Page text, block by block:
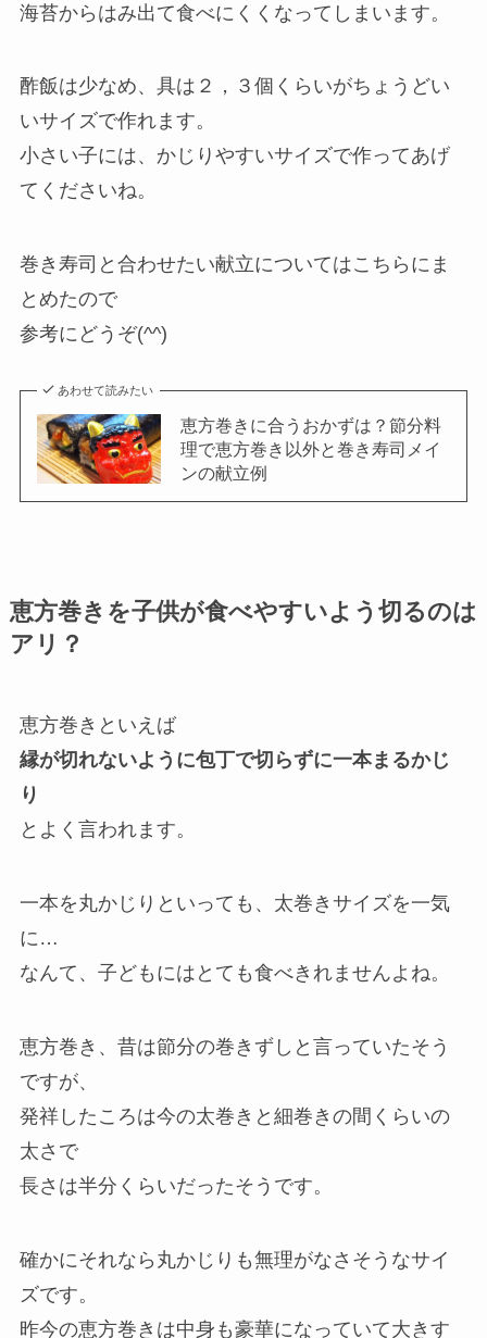
海苔からはみ出て食べにくくなってしまいます。
酢飯は少なめ、具は２，３個くらいがちょうどい
いサイズで作れます。
小さい子には、かじりやすいサイズで作ってあげ
てくださいね。
巻き寿司と合わせたい献立についてはこちらにま
とめたので
参考にどうぞ(^^)
あわせて読みたい
恵方巻きに合うおかずは？節分料
理で恵方巻き以外と巻き寿司メイ
ンの献立例
恵方巻きを子供が食べやすいよう切るのは
アリ？
恵方巻きといえば
縁が切れないように包丁で切らずに一本まるかじ
り
とよく言われます。
一本を丸かじりといっても、太巻きサイズを一気
に…
なんて、子どもにはとても食べきれませんよね。
恵方巻き、昔は節分の巻きずしと言っていたそう
ですが、
発祥したころは今の太巻きと細巻きの間くらいの
太さで
長さは半分くらいだったそうです。
確かにそれなら丸かじりも無理がなさそうなサイ
ズです。
昨今の恵方巻きは中身も豪華になっていて大きす